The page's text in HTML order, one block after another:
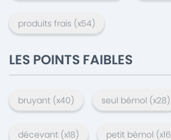
produits frais (x54)
LES POINTS FAIBLES
bruyant (x40) seul bémol (x28)
décevant (x18) petit bémol (x16